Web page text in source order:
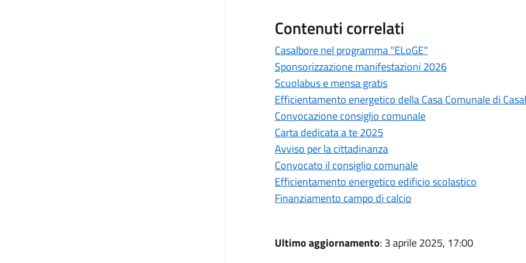
Contenuti correlati
Casalbore nel programma "ELoGE"
Sponsorizzazione manifestazioni 2026
Scuolabus e mensa gratis
Efficientamento energetico della Casa Comunale di
Convocazione consiglio comunale
Carta dedicata a te 2025
Avviso per la cittadinanza
Convocato il consiglio comunale
Efficientamento energetico edificio scolastico
Finanziamento campo di calcio
Ultimo aggiornamento: 3 aprile 2025, 17:00